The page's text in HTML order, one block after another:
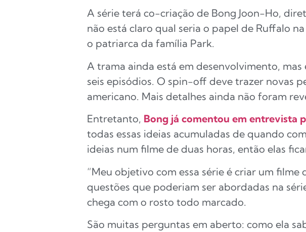
A série terá co-criação de Bong Joon-Ho,
não está claro qual seria o papel de Ruffalo
o patriarca da família Park.
A trama ainda está em desenvolvimento,
seis episódios. O spin-off deve trazer novas
americano. Mais detalhes ainda não foram
Entretanto, Bong já comentou em entrevista
todas essas ideias acumuladas de quando
ideias num filme de duas horas, então elas
“Meu objetivo com essa série é criar um filme
questões que poderiam ser abordadas na
chega com o rosto todo marcado.
São muitas perguntas em aberto: como ela